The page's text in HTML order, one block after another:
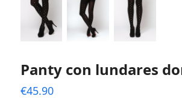
Panty con lundares
€45.90